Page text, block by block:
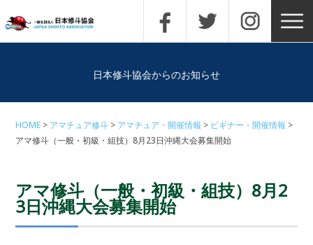
日本修斗協会からのお知らせ
HOME アマチュア修斗 アマチュア・開催情報
ビギナー・開催情報
アマ修斗（一般・初級・組技）8月23日沖縄大会募集開始
アマ修斗（一般・初級・組技）8月2
3日沖縄大会募集開始